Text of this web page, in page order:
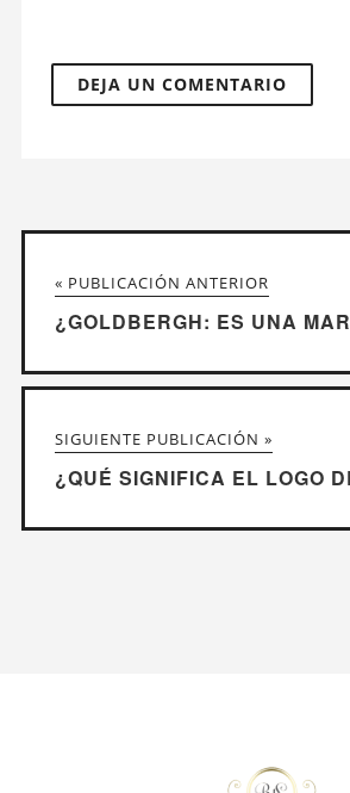
« PUBLICACIÓN ANTERIOR
¿GOLDBERGH: ES UNA
SIGUIENTE PUBLICACIÓN »
¿QUÉ SIGNIFICA EL LOGO